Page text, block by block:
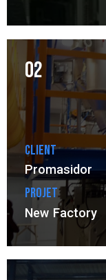
02
Client
Promasidor
Projet
New Factory